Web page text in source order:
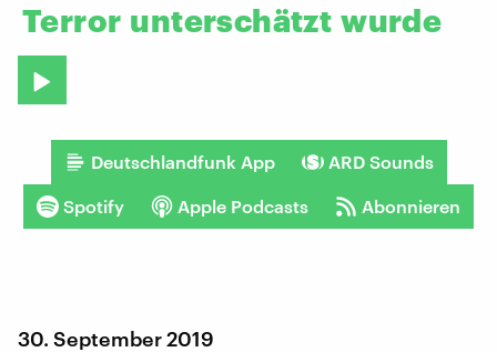
Terror unterschätzt wurde
Deutschlandfunk App ARD Sounds
Spotify Apple Podcasts Abonnieren
30. September 2019